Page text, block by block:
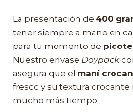
La presentación de 400
tener siempre a mano en
para tu momento de
Nuestro envase Doypack
asegura que el maní
fresco y su textura crocante
mucho más tiempo.